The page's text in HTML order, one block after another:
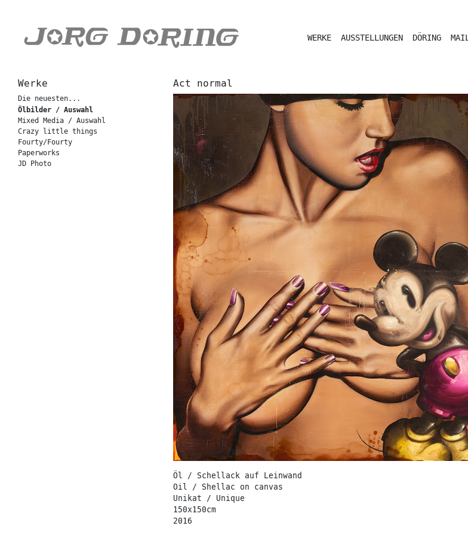
WERKE AUSSTELLUNGEN DÖRING
Werke
Die neuesten...
Ölbilder / Auswahl
Mixed Media / Auswahl
Crazy little things
Fourty/Fourty
Paperworks
JD Photo
Act normal
Öl / Schellack auf Leinwand
Oil / Shellac on canvas
Unikat / Unique
150x150cm
2016